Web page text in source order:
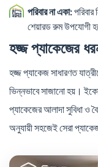
পরিবার না একা:
শেয়ারড রুম উপযোগী
হজ্জ প্যাকেজের
হজ্জ প্যাকেজ সাধারণত
ভিন্নভাবে সাজানো হয়।
প্যাকেজের আলাদা সুবিধা ও
অনুযায়ী সহজেই সেরা